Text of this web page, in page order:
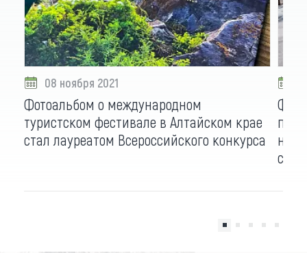
08 ноября 2021
Фотоальбом о международном
туристском фестивале в Алтайском крае
стал лауреатом Всероссийского конкурса